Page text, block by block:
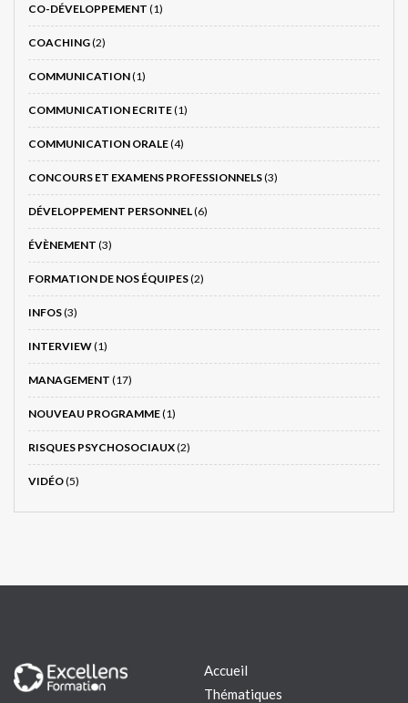
CO-DÉVELOPPEMENT (1)
COACHING(2)
COMMUNICATION(1)
COMMUNICATION ECRITE(1)
COMMUNICATION ORALE(4)
CONCOURS ET EXAMENS PROFESSIONNELS(3)
DÉVELOPPEMENT PERSONNEL(6)
ÉVÈNEMENT (3)
FORMATION DE NOS ÉQUIPES(2)
INFOS(3)
INTERVIEW(1)
MANAGEMENT (17)
NOUVEAU PROGRAMME(1)
RISQUES PSYCHOSOCIAUX(2)
VIDÉO(5)
Accueil
Thématiques